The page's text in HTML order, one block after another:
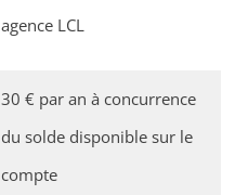
agence LCL
30 € par an à concurrence
du solde disponible sur le
compte